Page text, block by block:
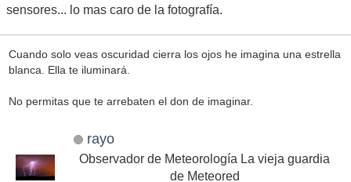
sensores... lo mas caro de la fotografía.
Cuando solo veas oscuridad cierra los ojos he imagina una estrella
blanca. Ella te iluminará.
No permitas que te arrebaten el don de imaginar.
rayo
Observador de Meteorología La vieja guardia
de Meteored